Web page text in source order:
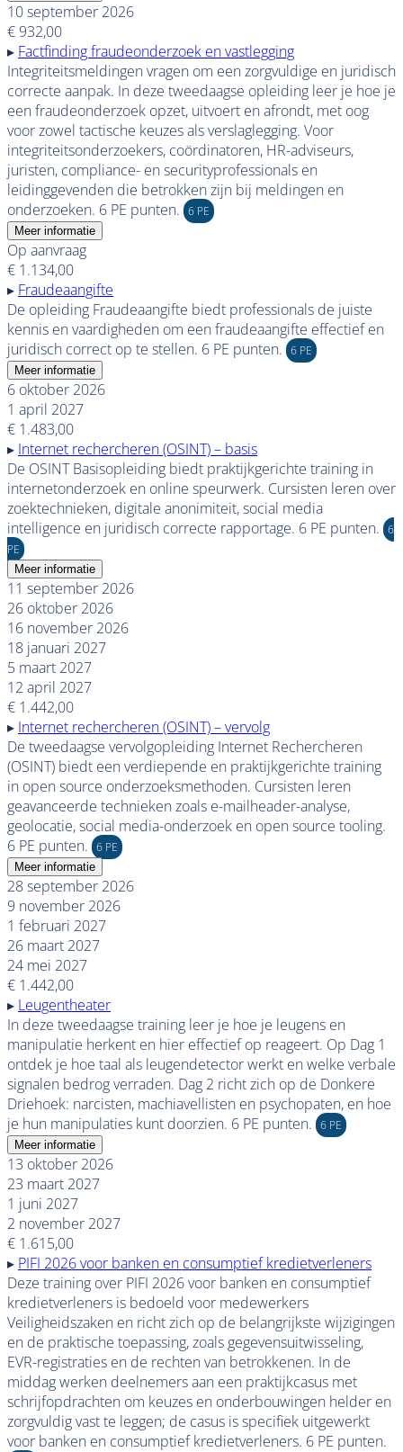
10 september 2026
€ 932,00
▸ Factfinding fraudeonderzoek en vastlegging
Integriteitsmeldingen vragen om een zorgvuldige en juridisch
correcte aanpak. In deze tweedaagse opleiding leer je hoe je
een fraudeonderzoek opzet, uitvoert en afrondt, met oog
voor zowel tactische keuzes als verslaglegging. Voor
integriteitsonderzoekers, coördinatoren, HR-adviseurs,
juristen, compliance- en securityprofessionals en
leidinggevenden die betrokken zijn bij meldingen en
onderzoeken. 6 PE punten. 6 PE
Meer informatie
Op aanvraag
€ 1.134,00
▸ Fraudeaangifte
De opleiding Fraudeaangifte biedt professionals de juiste
kennis en vaardigheden om een fraudeaangifte effectief en
juridisch correct op te stellen. 6 PE punten. 6 PE
Meer informatie
6 oktober 2026
1 april 2027
€ 1.483,00
▸ Internet rechercheren (OSINT) – basis
De OSINT Basisopleiding biedt praktijkgerichte training in
internetonderzoek en online speurwerk. Cursisten leren over
zoektechnieken, digitale anonimiteit, social media
intelligence en juridisch correcte rapportage. 6 PE punten. 6
PE
Meer informatie
11 september 2026
26 oktober 2026
16 november 2026
18 januari 2027
5 maart 2027
12 april 2027
€ 1.442,00
▸ Internet rechercheren (OSINT) – vervolg
De tweedaagse vervolgopleiding Internet Rechercheren
(OSINT) biedt een verdiepende en praktijkgerichte training
in open source onderzoeksmethoden. Cursisten leren
geavanceerde technieken zoals e-mailheader-analyse,
geolocatie, social media-onderzoek en open source tooling.
6 PE punten. 6 PE
Meer informatie
28 september 2026
9 november 2026
1 februari 2027
26 maart 2027
24 mei 2027
€ 1.442,00
▸ Leugentheater
In deze tweedaagse training leer je hoe je leugens en
manipulatie herkent en hier effectief op reageert. Op Dag 1
ontdek je hoe taal als leugendetector werkt en welke verbale
signalen bedrog verraden. Dag 2 richt zich op de Donkere
Driehoek: narcisten, machiavellisten en psychopaten, en hoe
je hun manipulaties kunt doorzien. 6 PE punten. 6 PE
Meer informatie
13 oktober 2026
23 maart 2027
1 juni 2027
2 november 2027
€ 1.615,00
▸ PIFI 2026 voor banken en consumptief kredietverleners
Deze training over PIFI 2026 voor banken en consumptief
kredietverleners is bedoeld voor medewerkers
Veiligheidszaken en richt zich op de belangrijkste wijzigingen
en de praktische toepassing, zoals gegevensuitwisseling,
EVR-registraties en de rechten van betrokkenen. In de
middag werken deelnemers aan een praktijkcasus met
schrijfopdrachten om keuzes en onderbouwingen helder en
zorgvuldig vast te leggen; de casus is specifiek uitgewerkt
voor banken en consumptief kredietverleners. 6 PE punten.